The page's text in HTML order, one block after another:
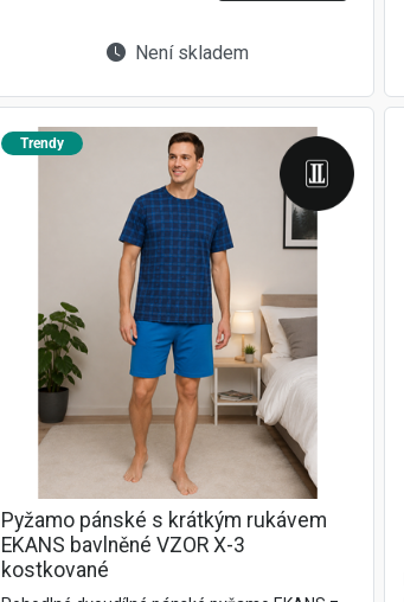
Není skladem
Trendy
Pyžamo pánské s krátkým rukávem
EKANS bavlněné VZOR X-3
kostkované